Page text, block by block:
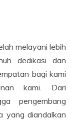
melayani lebih
dedikasi dan
bagi kami
kami. Dari
pengembang
yang diandalkan